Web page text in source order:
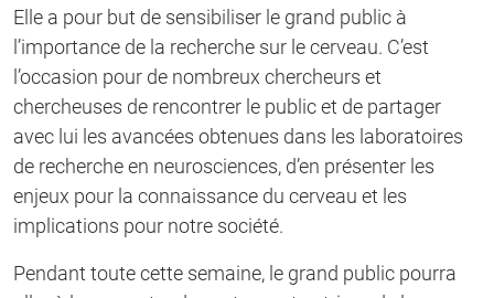
Elle a pour but de sensibiliser le grand public à
l’importance de la recherche sur le cerveau. C’est
l’occasion pour de nombreux chercheurs et
chercheuses de rencontrer le public et de partager
avec lui les avancées obtenues dans les laboratoires
de recherche en neurosciences, d’en présenter les
enjeux pour la connaissance du cerveau et les
implications pour notre société.
Pendant toute cette semaine, le grand public pourra